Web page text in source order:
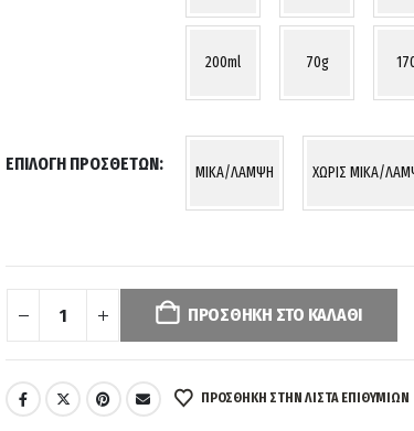
200ml 70g
ΕΠΙΛΟΓΉ ΠΡΌΣΘΕΤΩΝ MIKA/ΛΑΜΨΗ ΧΩΡΙΣ MIKA/
selection
has
been
reset.
Please
select
ΠΡΟΣΘΉΚΗ ΣΤΟ ΚΑΛΆΘΙ
ΠΡΌΣΘΉΚΗ ΣΤΗΝ ΛΊΣΤΑ ΕΠΙΘΥΜΙΏΝ